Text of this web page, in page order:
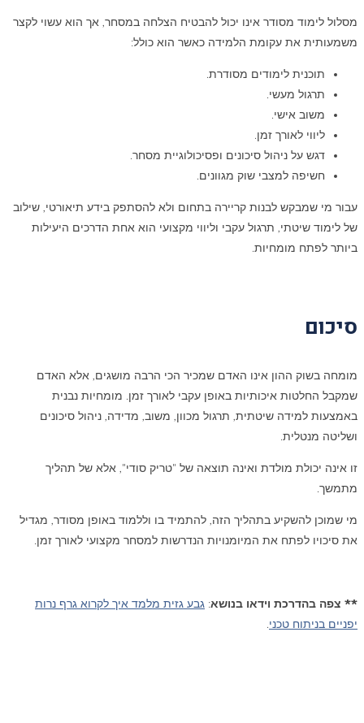
מסלול לימוד מסודר אינו יכול להבטיח הצלחה במסחר, אך הוא עשוי לקצר
משמעותית את עקומת הלמידה כאשר הוא כולל:
תוכנית לימודים מסודרת.
תרגול מעשי.
משוב אישי.
ליווי לאורך זמן.
דגש על ניהול סיכונים ופסיכולוגיית מסחר.
חשיפה למצבי שוק מגוונים.
עבור מי שמבקש לבנות קריירה בתחום ולא להסתפק בידע תיאורטי, שילוב
של לימוד שיטתי, תרגול עקבי וליווי מקצועי הוא אחת הדרכים היעילות
ביותר לפתח מומחיות.
סיכום
מומחה בשוק ההון אינו האדם שמכיר הכי הרבה מושגים, אלא האדם
שמקבל החלטות איכותיות באופן עקבי לאורך זמן. מומחיות נבנית
באמצעות למידה שיטתית, תרגול מכוון, משוב, מדידה, ניהול סיכונים
ושליטה מנטלית.
זו אינה יכולת מולדת ואינה תוצאה של "טריק סודי", אלא של תהליך
מתמשך.
מי שמוכן להשקיע בתהליך הזה, להתמיד בו וללמוד באופן מסודר, מגדיל
את סיכויו לפתח את המיומנויות הנדרשות למסחר מקצועי לאורך זמן.
** צפה בהדרכת וידאו בנושא: גבע גזית מלמד איך לקרוא גרף נרות
יפניים בניתוח טכני.